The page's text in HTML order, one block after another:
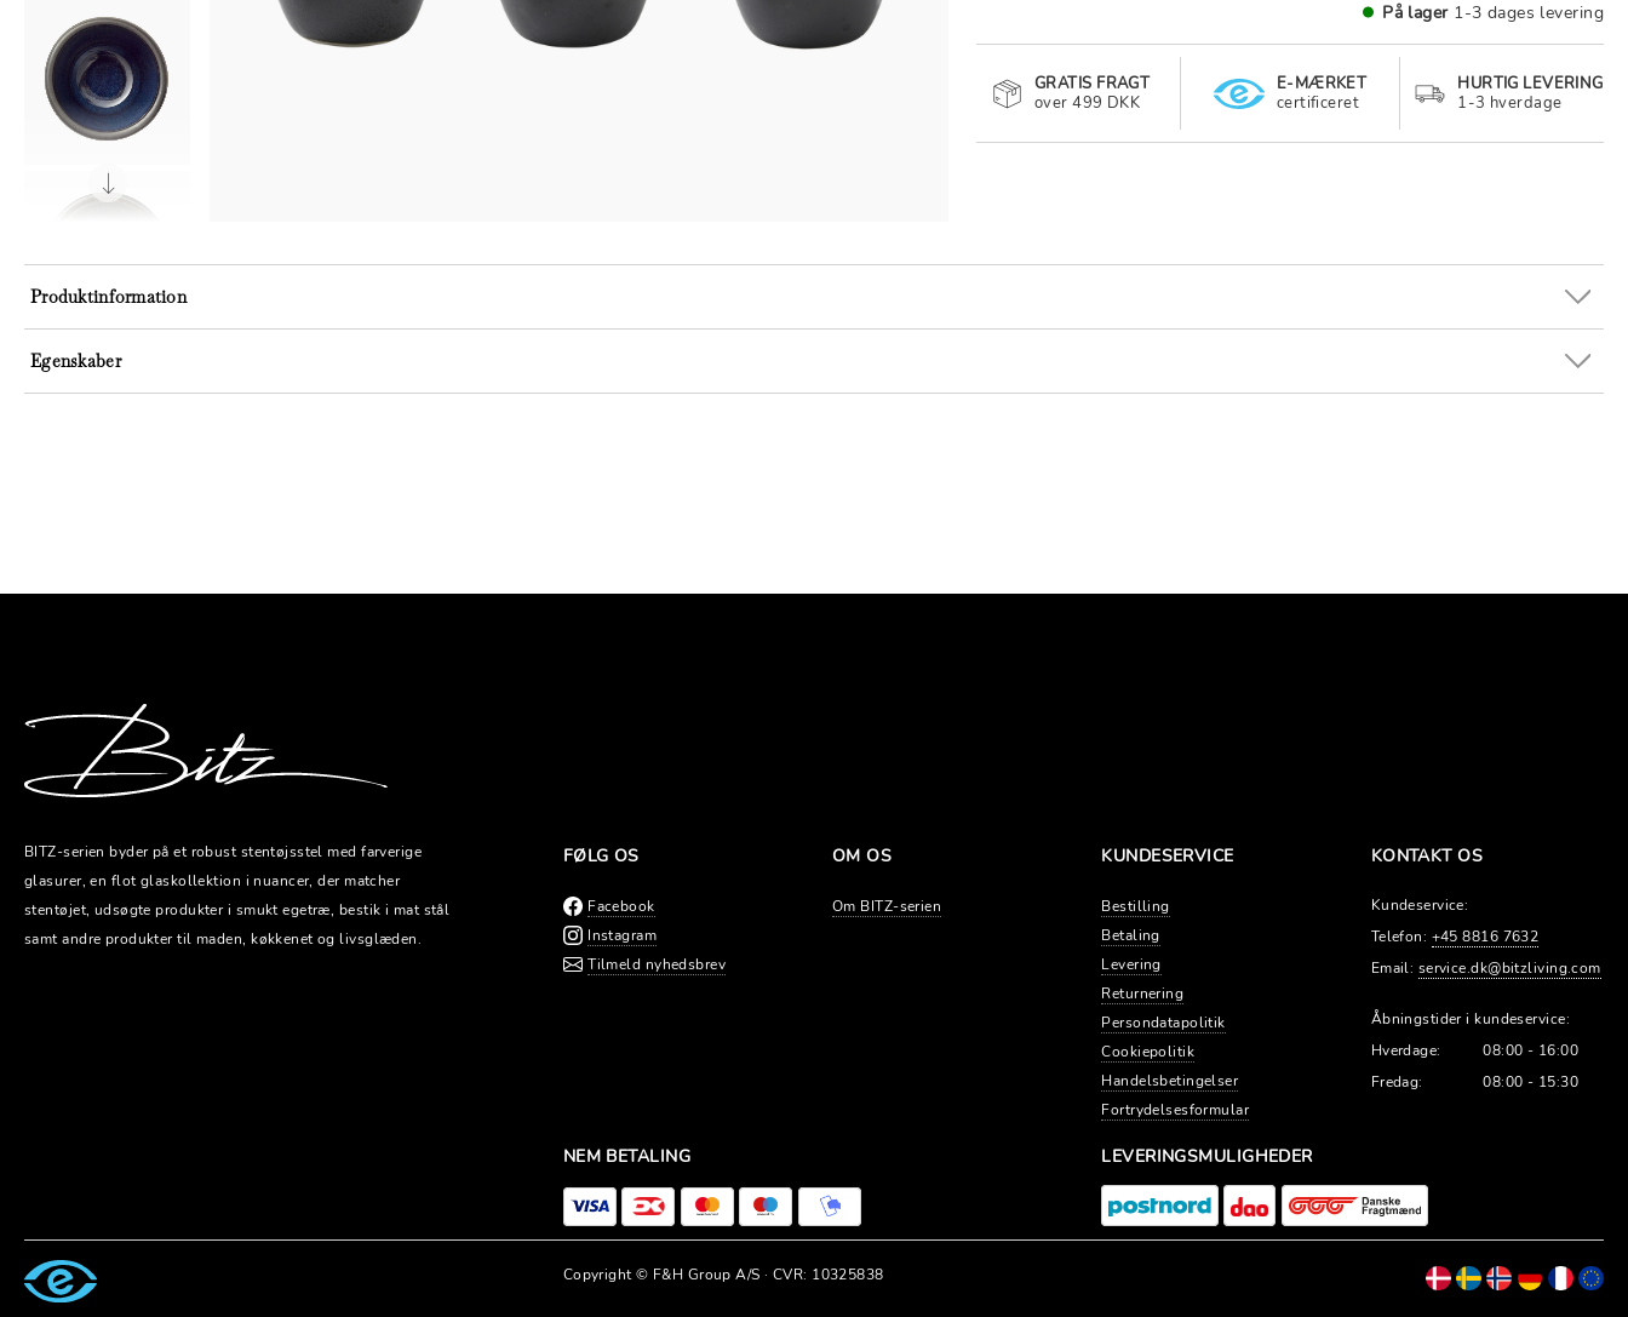
På lager 1-3 dages levering
GRATIS FRAGT
over 499 DKK
E-MÆRKET
certificeret
HURTIG LEVERING
1-3 hverdage
Egenskaber
Produktinformation
BITZ-serien byder på et robust stentøjsstel med farverige
glasurer, en flot glaskollektion i nuancer, der matcher
stentøjet, udsøgte produkter i smukt egetræ, bestik i mat stål
samt andre produkter til maden, køkkenet og livsglæden.
FØLG OS
Facebook
Instagram
Tilmeld nyhedsbrev
OM OS
Om BITZ-serien
KUNDESERVICE
Bestilling
Betaling
Levering
Returnering
Persondatapolitik
Cookiepolitik
Handelsbetingelser
Fortrydelsesformular
KONTAKT OS
Kundeservice:
Telefon: +45 8816 7632
Email: service.dk@bitzliving.com
Åbningstider i kundeservice:
Hverdage:
08:00 - 16:00
Fredag:
08:00 - 15:30
NEM BETALING LEVERINGSMULIGHEDER
Copyright © F&H Group A/S · CVR: 10325838